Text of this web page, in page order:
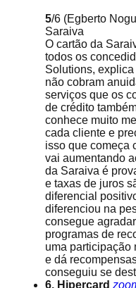
5/6 (Egberto
Saraiva
O cartão da
todos os
Solutions,
não cobram
serviços que os
de crédito
conhece muito
cada cliente e
isso que começa
vai aumentando
da Saraiva é
e taxas de juros
diferencial
diferenciou na
consegue
programas de
uma participação
e dá
conseguiu se
6. Hipercard